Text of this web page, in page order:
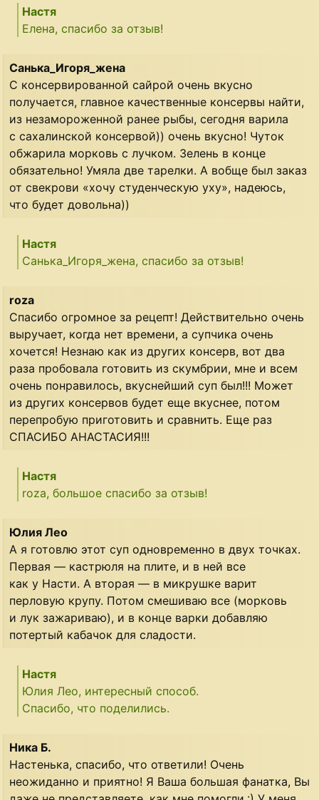
Настя
Елена, спасибо за отзыв!
Санька_Игоря_жена
С консервированной сайрой очень вкусно
получается, главное качественные консервы найти,
из незамороженной ранее рыбы, сегодня варила
с сахалинской консервой)) очень вкусно! Чуток
обжарила морковь с лучком. Зелень в конце
обязательно! Умяла две тарелки. А вобще был заказ
от свекрови «хочу студенческую уху», надеюсь,
что будет довольна))
Настя
Санька_Игоря_жена, спасибо за отзыв!
roza
Спасибо огромное за рецепт! Действительно очень
выручает, когда нет времени, а супчика очень
хочется! Незнаю как из других консерв, вот два
раза пробовала готовить из скумбрии, мне и всем
очень понравилось, вкуснейший суп был!!! Может
из других консервов будет еще вкуснее, потом
перепробую приготовить и сравнить. Еще раз
СПАСИБО АНАСТАСИЯ!!!
Настя
roza, большое спасибо за отзыв!
Юлия Лео
А я готовлю этот суп одновременно в двух точках.
Первая — кастрюля на плите, и в ней все
как у Насти. А вторая — в микрушке варит
перловую крупу. Потом смешиваю все (морковь
и лук зажариваю), и в конце варки добавляю
потертый кабачок для сладости.
Настя
Юлия Лео, интересный способ.
Спасибо, что поделились.
Ника Б.
Настенька, спасибо, что ответили! Очень
неожиданно и приятно! Я Ваша большая фанатка, Вы